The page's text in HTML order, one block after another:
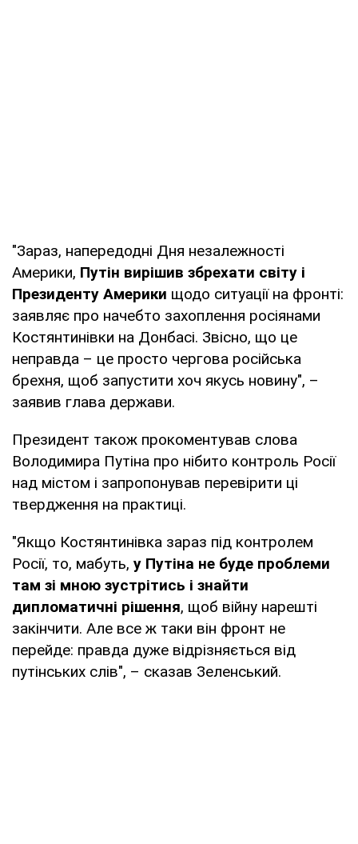
"Зараз, напередодні Дня незалежності
Америки, Путін вирішив збрехати світу і
Президенту Америки щодо ситуації на фронті:
заявляє про начебто захоплення росіянами
Костянтинівки на Донбасі. Звісно, що це
неправда – це просто чергова російська
брехня, щоб запустити хоч якусь новину", –
заявив глава держави.
Президент також прокоментував слова
Володимира Путіна про нібито контроль Росії
над містом і запропонував перевірити ці
твердження на практиці.
"Якщо Костянтинівка зараз під контролем
Росії, то, мабуть, у Путіна не буде проблеми
там зі мною зустрітись і знайти
дипломатичні рішення, щоб війну нарешті
закінчити. Але все ж таки він фронт не
перейде: правда дуже відрізняється від
путінських слів", – сказав Зеленський.